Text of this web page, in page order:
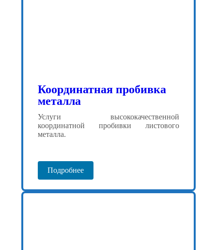
Координатная пробивка
металла
Услуги высококачественной
координатной пробивки листового
металла.
Подробнее